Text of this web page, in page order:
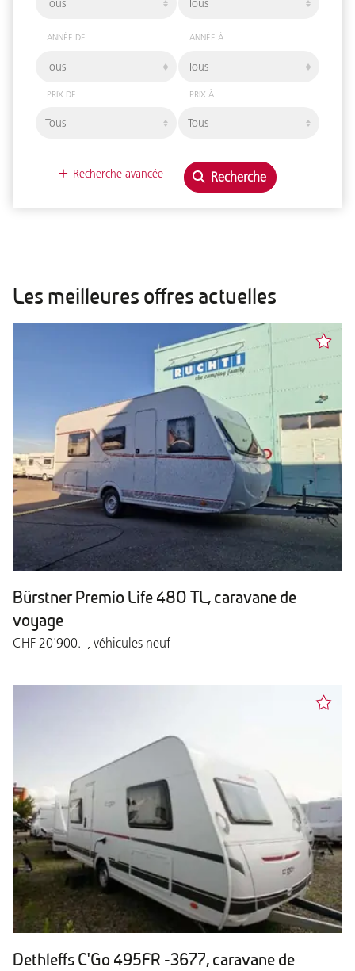
ANNÉE DE ANNÉE À
PRIX DE PRIX À
ÉTAT DU COMPTEUR À
LONGUEUR TOTAL DE LONGUEUR TOTAL À
+ Recherche avancée Recherche
Les meilleures offres actuelles
Bürstner Premio Life 480 TL, caravane de
voyage
CHF 20'900.–, véhicules neuf
Dethleffs C'Go 495FR -3677, caravane de